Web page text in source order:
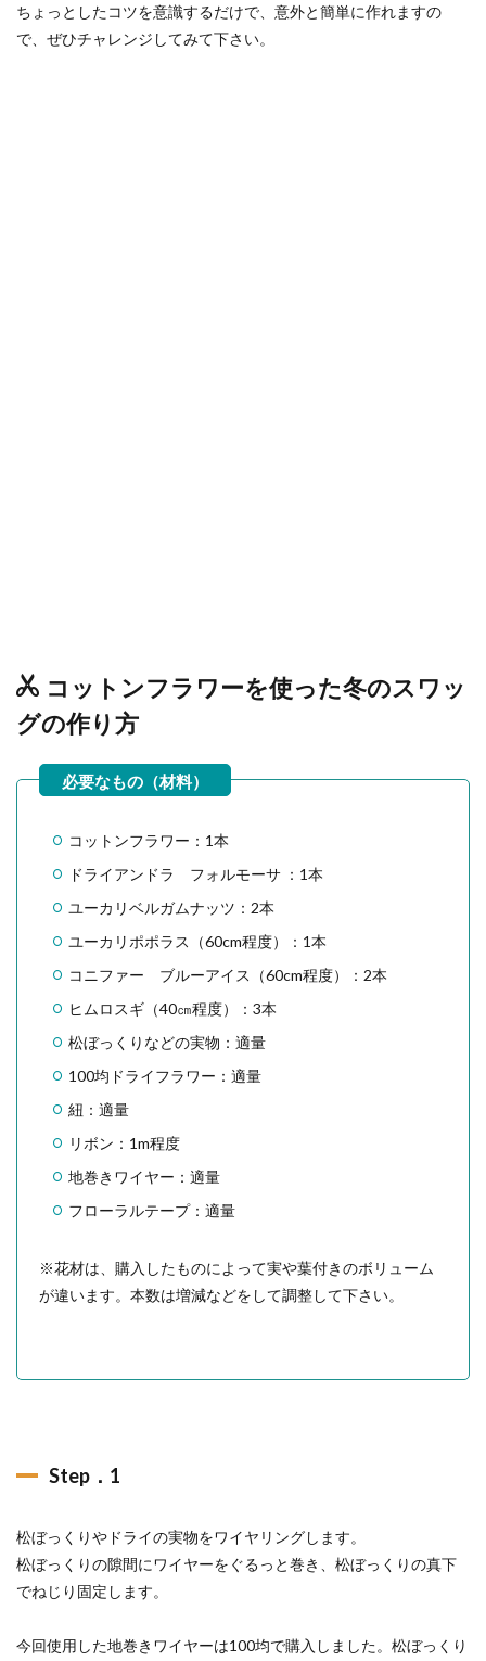
ちょっとしたコツを意識するだけで、意外と簡単に作れますの
で、ぜひチャレンジしてみて下さい。
コットンフラワーを使った冬のスワッ
グの作り方
コットンフラワー：1本
ドライアンドラ フォルモーサ ：1本
ユーカリベルガムナッツ：2本
ユーカリポポラス（60cm程度）：1本
コニファー ブルーアイス（60cm程度）：2本
ヒムロスギ（40㎝程度）：3本
松ぼっくりなどの実物：適量
100均ドライフラワー：適量
紐：適量
リボン：1m程度
地巻きワイヤー：適量
フローラルテープ：適量
※花材は、購入したものによって実や葉付きのボリューム
が違います。本数は増減などをして調整して下さい。
Step．1
松ぼっくりやドライの実物をワイヤリングします。
松ぼっくりの隙間にワイヤーをぐるっと巻き、松ぼっくりの真下
でねじり固定します。
今回使用した地巻きワイヤーは100均で購入しました。松ぼっくり